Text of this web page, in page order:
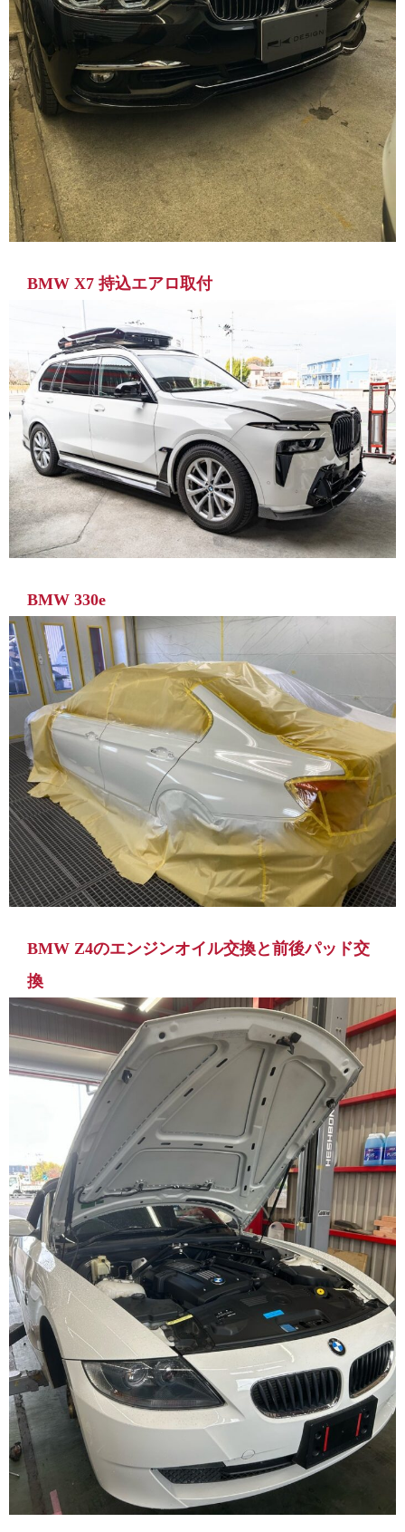
BMW X7 持込エアロ取付
BMW 330e
BMW Z4のエンジンオイル交換と前後パッド交
換